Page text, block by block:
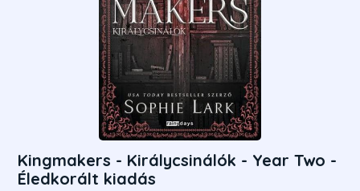
Kingmakers - Királycsinálók - Year Two -
Éledkorált kiadás